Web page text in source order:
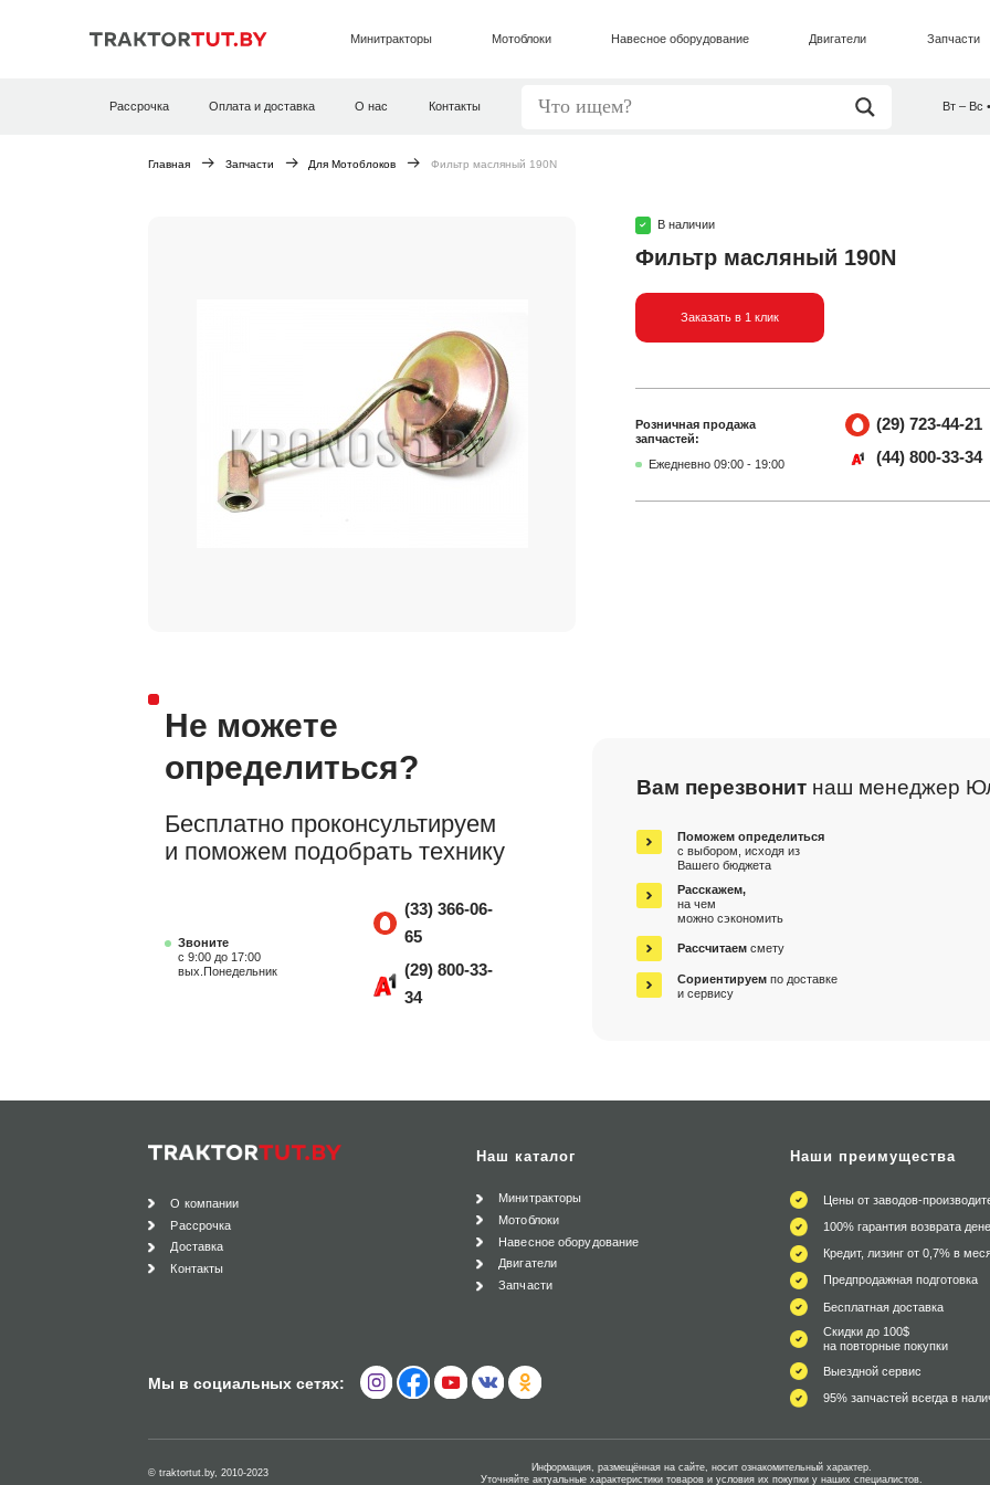
Минитракторы Мотоблоки Навесное оборудование Двигатели Запчасти
Рассрочка Оплата и доставка О нас Контакты Вт – Вс
Главная Запчасти Для Мотоблоков Фильтр масляный 190N
В наличии
Фильтр масляный 190N
Заказать в 1 клик
Розничная продажа
запчастей:
Ежедневно 09:00 - 19:00
(29) 723-44-21
(44) 800-33-34
Не можете
определиться?
Бесплатно проконсультируем
и поможем подобрать технику
Звоните
с 9:00 до 17:00
вых.Понедельник
(33) 366-06-
65
(29) 800-33-
34
Вам перезвонит наш менеджер
Поможем определиться
с выбором, исходя из
Вашего бюджета
Расскажем,
на чем
можно сэкономить
Рассчитаем смету
Сориентируем по доставке
и сервису
О компании
Рассрочка
Доставка
Контакты
Наш каталог
Минитракторы
Мотоблоки
Навесное оборудование
Двигатели
Запчасти
Мы в социальных сетях:
Наши преимущества
Цены от заводов-
100% гарантия возврата
Кредит, лизинг от 0,7% в
Предпродажная подготовка
Бесплатная доставка
Скидки до 100$
на повторные покупки
Выездной сервис
95% запчастей всегда в
© traktortut.by, 2010-2023
Информация, размещённая на сайте, носит ознакомительный характер.
Уточняйте актуальные характеристики товаров и условия их покупки у наших специалистов.